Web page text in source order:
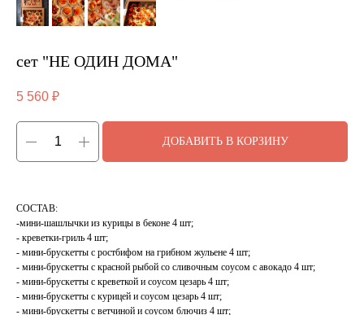
сет "НЕ ОДИН ДОМА"
5 560 ₽
ДОБАВИТЬ В КОРЗИНУ
СОСТАВ:
-мини-шашлычки из курицы в беконе 4 шт;
- креветки-гриль 4 шт;
- мини-брускетты с ростбифом на грибном жульене 4 шт;
- мини-брускетты с красной рыбой со сливочным соусом с авокадо 4 шт;
- мини-брускетты с креветкой и соусом цезарь 4 шт;
- мини-брускетты с курицей и соусом цезарь 4 шт;
- мини-брускетты с ветчиной и соусом блючиз 4 шт;